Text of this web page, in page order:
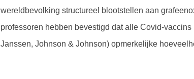
wereldbevolking structureel blootstellen aan
professoren hebben bevestigd dat alle Covid-
Janssen, Johnson & Johnson) opmerkelijke